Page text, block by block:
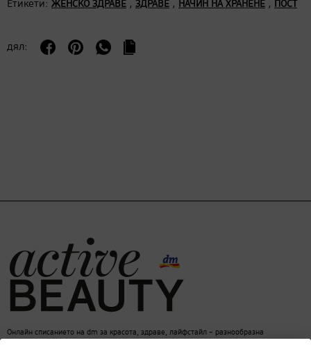
Етикети: ЖЕНСКО ЗДРАВЕ , ЗДРАВЕ , НАЧИН НА ХРАНЕНЕ , ПОСТ
дял:
Онлайн списанието на dm за красота, здраве, лайфстайл – разнообразна